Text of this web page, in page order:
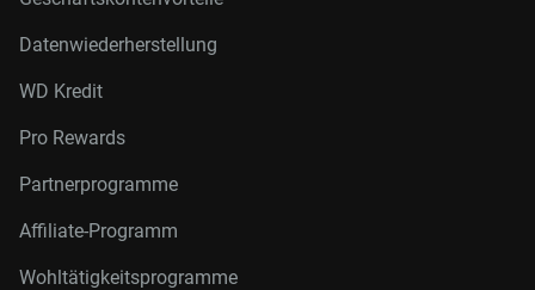
Datenwiederherstellung
WD Kredit
Pro Rewards
Partnerprogramme
Affiliate-Programm
Wohltätigkeitsprogramme